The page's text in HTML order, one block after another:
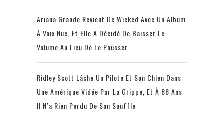
Ariana Grande Revient De Wicked Avec Un Album
À Voix Nue, Et Elle A Décidé De Baisser Le
Volume Au Lieu De Le Pousser
Ridley Scott Lâche Un Pilote Et Son Chien Dans
Une Amérique Vidée Par La Grippe, Et À 88 Ans
Il N’a Rien Perdu De Son Souffle